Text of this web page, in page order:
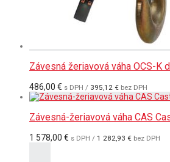
Závesná žeriavová váha OCS-K
486,00 € s DPH / 395,12 € bez DPH
Závesná-žeriavová váha CAS
1 578,00 € s DPH / 1 282,93 € bez DPH